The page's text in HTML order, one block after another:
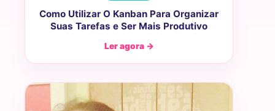
Como Utilizar O Kanban Para Organizar
Suas Tarefas e Ser Mais Produtivo
Ler agora →